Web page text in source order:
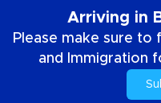
Arriving in
Please make sure to
and Immigration